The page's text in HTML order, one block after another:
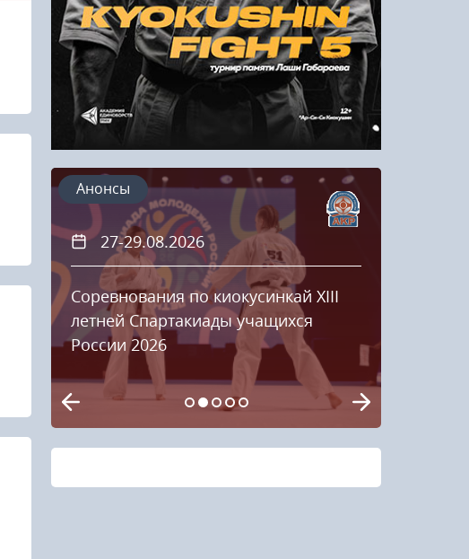
27-29.08.2026
Соревнования по киокусинкай XIII
летней Спартакиады учащихся
России 2026
Анонсы